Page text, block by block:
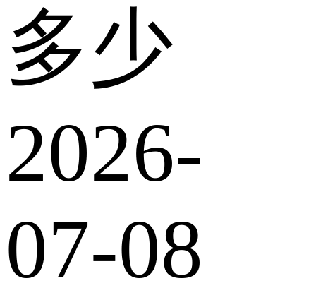
多少
2026-
07-08